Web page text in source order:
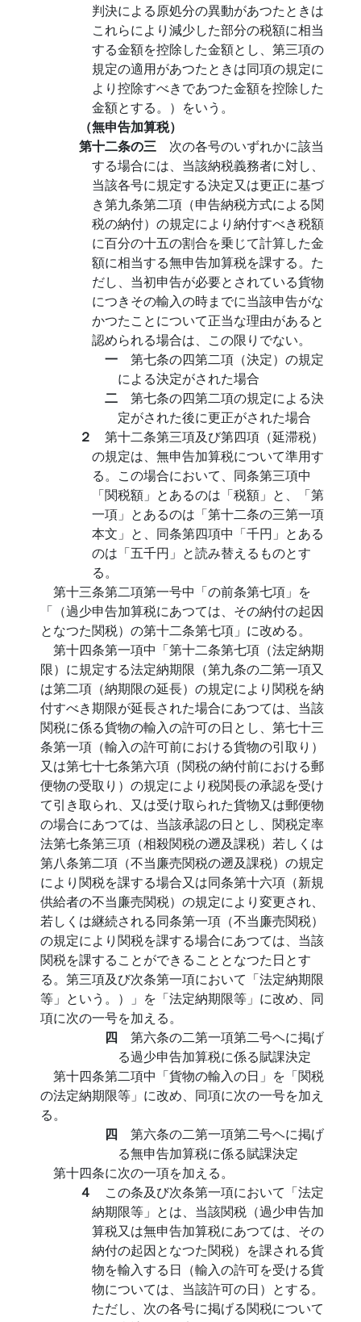
判決による原処分の異動があつたときは
これらにより減少した部分の税額に相当
する金額を控除した金額とし、第三項の
規定の適用があつたときは同項の規定に
より控除すべきであつた金額を控除した
金額とする。）をいう。
（無申告加算税）
第十二条の三 次の各号のいずれかに該当
する場合には、当該納税義務者に対し、
当該各号に規定する決定又は更正に基づ
き第九条第二項（申告納税方式による関
税の納付）の規定により納付すべき税額
に百分の十五の割合を乗じて計算した金
額に相当する無申告加算税を課する。た
だし、当初申告が必要とされている貨物
につきその輸入の時までに当該申告がな
かつたことについて正当な理由があると
認められる場合は、この限りでない。
一 第七条の四第二項（決定）の規定
による決定がされた場合
二 第七条の四第二項の規定による決
定がされた後に更正がされた場合
２ 第十二条第三項及び第四項（延滞税）
の規定は、無申告加算税について準用す
る。この場合において、同条第三項中
「関税額」とあるのは「税額」と、「第
一項」とあるのは「第十二条の三第一項
本文」と、同条第四項中「千円」とある
のは「五千円」と読み替えるものとす
る。
第十三条第二項第一号中「の前条第七項」を
「（過少申告加算税にあつては、その納付の起因
となつた関税）の第十二条第七項」に改める。
第十四条第一項中「第十二条第七項（法定納期
限）に規定する法定納期限（第九条の二第一項又
は第二項（納期限の延長）の規定により関税を納
付すべき期限が延長された場合にあつては、当該
関税に係る貨物の輸入の許可の日とし、第七十三
条第一項（輸入の許可前における貨物の引取り）
又は第七十七条第六項（関税の納付前における郵
便物の受取り）の規定により税関長の承認を受け
て引き取られ、又は受け取られた貨物又は郵便物
の場合にあつては、当該承認の日とし、関税定率
法第七条第三項（相殺関税の遡及課税）若しくは
第八条第二項（不当廉売関税の遡及課税）の規定
により関税を課する場合又は同条第十六項（新規
供給者の不当廉売関税）の規定により変更され、
若しくは継続される同条第一項（不当廉売関税）
の規定により関税を課する場合にあつては、当該
関税を課することができることとなつた日とす
る。第三項及び次条第一項において「法定納期限
等」という。）」を「法定納期限等」に改め、同
項に次の一号を加える。
四 第六条の二第一項第二号ヘに掲げ
る過少申告加算税に係る賦課決定
第十四条第二項中「貨物の輸入の日」を「関税
の法定納期限等」に改め、同項に次の一号を加え
る。
四 第六条の二第一項第二号ヘに掲げ
る無申告加算税に係る賦課決定
第十四条に次の一項を加える。
４ この条及び次条第一項において「法定
納期限等」とは、当該関税（過少申告加
算税又は無申告加算税にあつては、その
納付の起因となつた関税）を課される貨
物を輸入する日（輸入の許可を受ける貨
物については、当該許可の日）とする。
ただし、次の各号に掲げる関税について